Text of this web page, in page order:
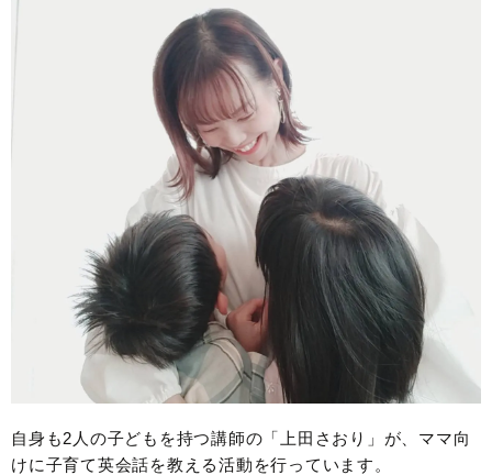
自身も2人の子どもを持つ講師の「上田さおり」が、ママ向
けに子育て英会話を教える活動を行っています。